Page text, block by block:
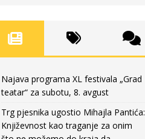
FOKUS
Najava programa XL festivala „Grad
teatar“ za subotu, 8. avgust
Trg pjesnika ugostio Mihajla Pantića:
Književnost kao traganje za onim